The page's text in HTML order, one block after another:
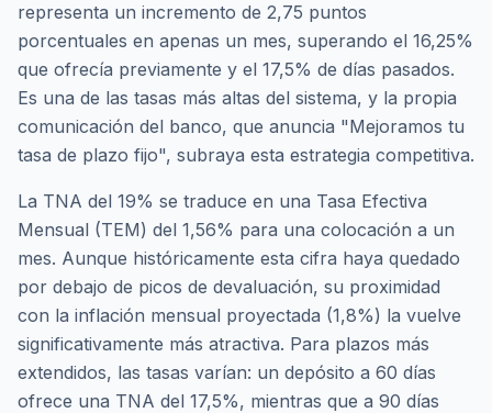
representa un incremento de 2,75 puntos
porcentuales en apenas un mes, superando el 16,25%
que ofrecía previamente y el 17,5% de días pasados.
Es una de las tasas más altas del sistema, y la propia
comunicación del banco, que anuncia "Mejoramos tu
tasa de plazo fijo", subraya esta estrategia competitiva.
La TNA del 19% se traduce en una Tasa Efectiva
Mensual (TEM) del 1,56% para una colocación a un
mes. Aunque históricamente esta cifra haya quedado
por debajo de picos de devaluación, su proximidad
con la inflación mensual proyectada (1,8%) la vuelve
significativamente más atractiva. Para plazos más
extendidos, las tasas varían: un depósito a 60 días
ofrece una TNA del 17,5%, mientras que a 90 días